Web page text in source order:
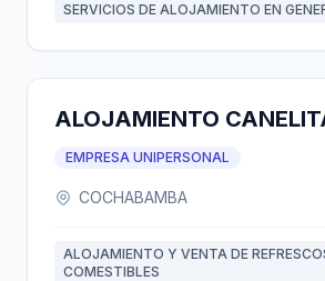
SERVICIOS DE ALOJAMIENTO EN
ALOJAMIENTO
EMPRESA UNIPERSONAL
COCHABAMBA
ALOJAMIENTO Y VENTA DE
COMESTIBLES